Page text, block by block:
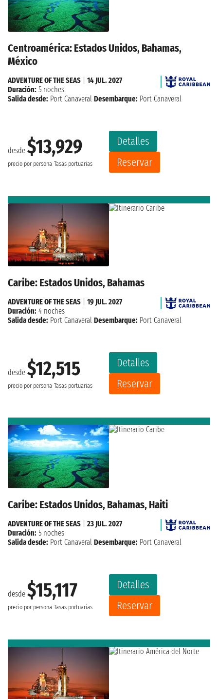
Centroamérica: Estados Unidos, Bahamas,
México
desde $13,929
precio por persona Tasas portuarias
Detalles
Reservar
ADVENTURE OF THE SEAS
14 JUL. 2027
Duración: 5 noches
Salida desde: Port Canaveral Desembarque: Port Canaveral
Caribe: Estados Unidos, Bahamas
desde $12,515
precio por persona Tasas portuarias
Detalles
Reservar
ADVENTURE OF THE SEAS
19 JUL. 2027
Duración: 4 noches
Salida desde: Port Canaveral Desembarque: Port Canaveral
Caribe: Estados Unidos, Bahamas, Haiti
desde $15,117
precio por persona Tasas portuarias
Detalles
Reservar
ADVENTURE OF THE SEAS
23 JUL. 2027
Duración: 5 noches
Salida desde: Port Canaveral Desembarque: Port Canaveral